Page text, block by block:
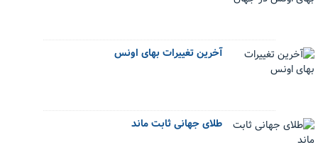
آخرین تغییرات بهای اونس
طلای جهانی ثابت ماند